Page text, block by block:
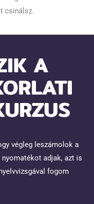
csinálsz.
A
végleg leszámolok a
adjak, azt is
fogom